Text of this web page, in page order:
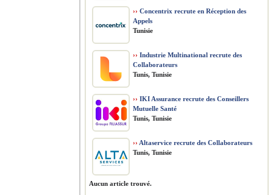
›› Concentrix recrute en Réception des
Appels
Tunisie
›› Industrie Multinational recrute des
Collaborateurs
Tunis, Tunisie
›› IKI Assurance recrute des Conseillers
Mutuelle Santé
Tunis, Tunisie
›› Altaservice recrute des Collaborateurs
Tunis, Tunisie
Aucun article trouvé.